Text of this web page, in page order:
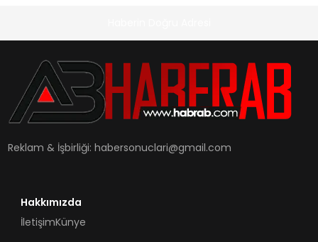
Reklam & İşbirliği:habersonuclari@gmail.com
Hakkımızda
İletişimKünye